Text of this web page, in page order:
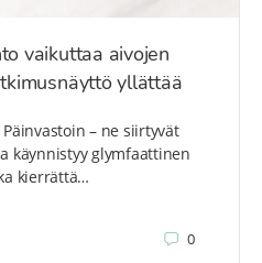
vaikuttaa aivojen
yllättää
– ne siirtyvät
käynnistyy glymfaattinen
kierrättä…
0